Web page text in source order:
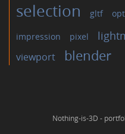
selection gltf
impression pixel
viewport blender
Nothing-is-3D -